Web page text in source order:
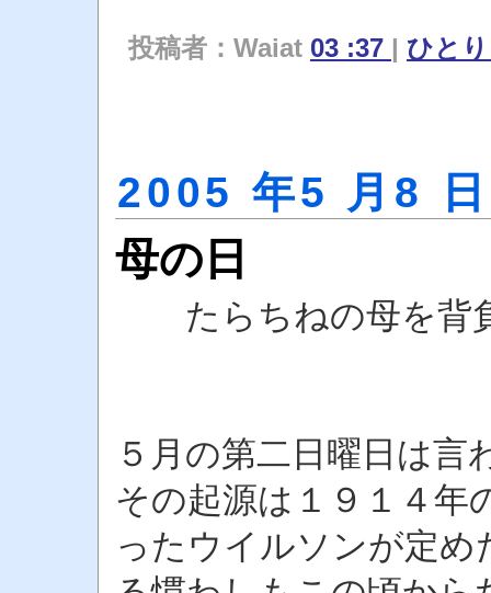
投稿者：Waiat 03 :37 | ひと
2005 年5 月8 日
母の日
たらちねの母を背
５月の第二日曜日は
その起源は１９１４年
ったウイルソンが定